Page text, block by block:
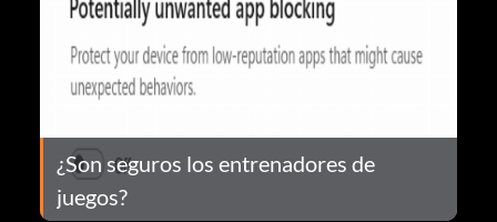
¿Son seguros los entrenadores de
juegos?